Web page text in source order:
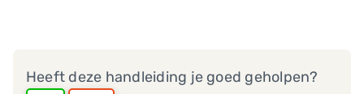
Heeft deze handleiding je goed geholpen?